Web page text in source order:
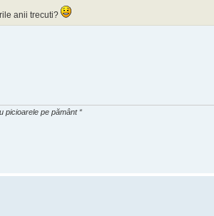
anii trecuti?
picioarele pe pământ “